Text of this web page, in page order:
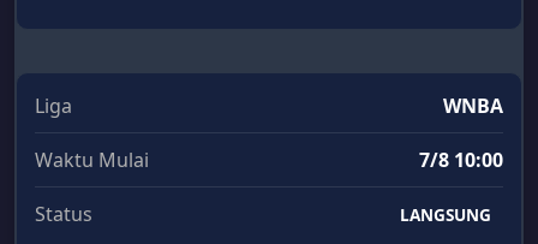
Liga WNBA
Waktu Mulai 7/8 10:00
Status LANGSUNG